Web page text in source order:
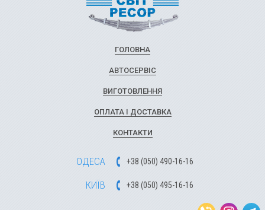
ГОЛОВНА
АВТОСЕРВІС
ВИГОТОВЛЕННЯ
ОПЛАТА І ДОСТАВКА
КОНТАКТИ
ОДЕСА +38 (050) 490-16-16
КИЇВ +38 (050) 495-16-16